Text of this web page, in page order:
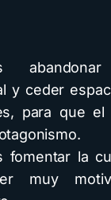
y ceder
para que el
fomentar la
muy